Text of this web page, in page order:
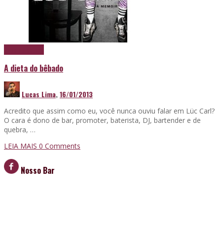
A dieta do bêbado
Lucas Lima,16/01/2013
Acredito que assim como eu, você nunca ouviu falar em Lüc Carl?
O cara é dono de bar, promoter, baterista, DJ, bartender e de
quebra, …
LEIA MAIS 0 Comments
Nosso Bar